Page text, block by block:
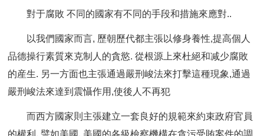
對于腐敗 不同的國家有不同的手段和措施來應對..
以我們國家而言, 歷朝歷代都主張以修身養性,提高個人
品德操行素質來克制人的貪慾. 從根源上來杜絕和减少腐敗
的産生. 另一方面也主張通過嚴刑峻法來打擊這種現象,通過
嚴刑峻法來達到震懾作用,使後人不再犯
而西方國家則主張建立一套良好的規範來約束政府官員
的權利, 譬如美國, 美國的各級檢察機構在貪污受賄案件的調